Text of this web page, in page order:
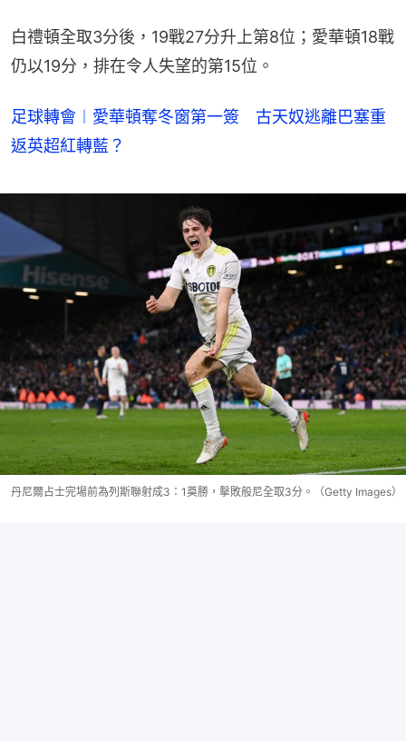
白禮頓全取3分後，19戰27分升上第8位；愛華頓18戰
仍以19分，排在令人失望的第15位。
足球轉會︱愛華頓奪冬窗第一簽 古天奴逃離巴塞重
返英超紅轉藍？
丹尼爾占士完場前為列斯聯射成3：1奠勝，擊敗般尼全取3分。（Getty Images）